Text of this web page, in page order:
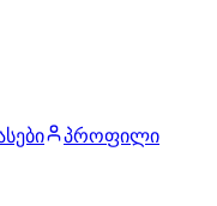
პროფილი